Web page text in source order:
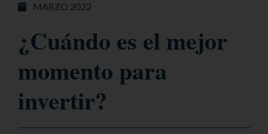
MARZO 2022
¿Cuándo es el mejor
momento para
invertir?